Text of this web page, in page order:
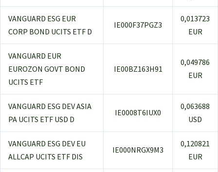
VANGUARD ESG EUR
CORP BOND UCITS ETF D
IE000F37PGZ3
0,013723
EUR
VANGUARD EUR
EUROZON GOVT BOND
UCITS ETF
IE00BZ163H91
0,049786
EUR
VANGUARD ESG DEV ASIA
PA UCITS ETF USD D
IE0008T6IUX0
0,063688
USD
VANGUARD ESG DEV EU
ALLCAP UCITS ETF DIS
IE000NRGX9M3
0,120821
EUR